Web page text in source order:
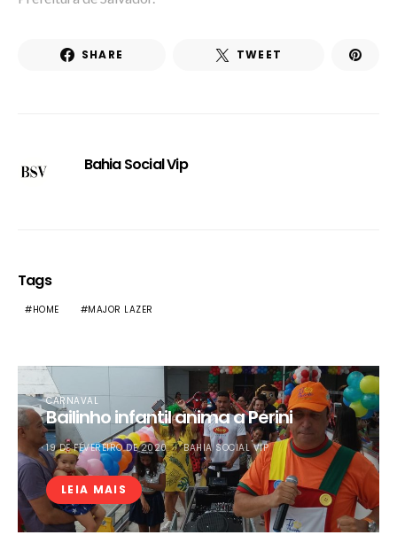
SHARE TWEET
Bahia Social Vip
Tags
HOME MAJOR LAZER
CARNAVAL
Bailinho infantil anima a Perini
19 DE FEVEREIRO DE 2020 BAHIA SOCIAL VIP
LEIA MAIS